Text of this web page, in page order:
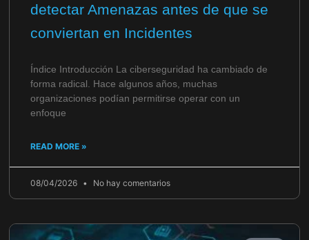
detectar Amenazas antes de que se
conviertan en Incidentes
Índice Introducción La ciberseguridad ha cambiado de
forma radical. Hace algunos años, muchas
organizaciones podían permitirse operar con un
enfoque
READ MORE »
08/04/2026 No hay comentarios